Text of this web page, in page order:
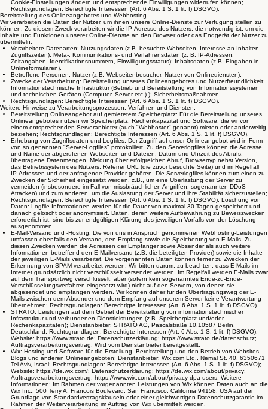
Cookie-Einstellungen ändern und entsprechende Einwilligungen widerrufen können;
Rechtsgrundlagen: Berechtigte Interessen (Art. 6 Abs. 1 S. 1 lit. f) DSGVO).
Bereitstellung des Onlineangebotes und Webhosting
Wir verarbeiten die Daten der Nutzer, um ihnen unsere Online-Dienste zur Verfügung stellen zu
können. Zu diesem Zweck verarbeiten wir die IP-Adresse des Nutzers, die notwendig ist, um die
Inhalte und Funktionen unserer Online-Dienste an den Browser oder das Endgerät der Nutzer zu
übermitteln.
Verarbeitete Datenarten: Nutzungsdaten (z.B. besuchte Webseiten, Interesse an Inhalten,
Zugriffszeiten); Meta-, Kommunikations- und Verfahrensdaten (z. B. IP-Adressen,
Zeitangaben, Identifikationsnummern, Einwilligungsstatus); Inhaltsdaten (z.B. Eingaben in
Onlineformularen).
Betroffene Personen: Nutzer (z.B. Webseitenbesucher, Nutzer von Onlinediensten).
Zwecke der Verarbeitung: Bereitstellung unseres Onlineangebotes und Nutzerfreundlichkeit;
Informationstechnische Infrastruktur (Betrieb und Bereitstellung von Informationssystemen
und technischen Geräten (Computer, Server etc.).); Sicherheitsmaßnahmen.
Rechtsgrundlagen: Berechtigte Interessen (Art. 6 Abs. 1 S. 1 lit. f) DSGVO).
Weitere Hinweise zu Verarbeitungsprozessen, Verfahren und Diensten:
Bereitstellung Onlineangebot auf gemietetem Speicherplatz: Für die Bereitstellung unseres
Onlineangebotes nutzen wir Speicherplatz, Rechenkapazität und Software, die wir von
einem entsprechenden Serveranbieter (auch "Webhoster" genannt) mieten oder anderweitig
beziehen; Rechtsgrundlagen: Berechtigte Interessen (Art. 6 Abs. 1 S. 1 lit. f) DSGVO).
Erhebung von Zugriffsdaten und Logfiles: Der Zugriff auf unser Onlineangebot wird in Form
von so genannten "Server-Logfiles" protokolliert. Zu den Serverlogfiles können die Adresse
und Name der abgerufenen Webseiten und Dateien, Datum und Uhrzeit des Abrufs,
übertragene Datenmengen, Meldung über erfolgreichen Abruf, Browsertyp nebst Version,
das Betriebssystem des Nutzers, Referrer URL (die zuvor besuchte Seite) und im Regelfall
IP-Adressen und der anfragende Provider gehören. Die Serverlogfiles können zum einen zu
Zwecken der Sicherheit eingesetzt werden, z.B., um eine Überlastung der Server zu
vermeiden (insbesondere im Fall von missbräuchlichen Angriffen, sogenannten DDoS-
Attacken) und zum anderen, um die Auslastung der Server und ihre Stabilität sicherzustellen;
Rechtsgrundlagen: Berechtigte Interessen (Art. 6 Abs. 1 S. 1 lit. f) DSGVO); Löschung von
Daten: Logfile-Informationen werden für die Dauer von maximal 30 Tagen gespeichert und
danach gelöscht oder anonymisiert. Daten, deren weitere Aufbewahrung zu Beweiszwecken
erforderlich ist, sind bis zur endgültigen Klärung des jeweiligen Vorfalls von der Löschung
ausgenommen.
E-Mail-Versand und -Hosting: Die von uns in Anspruch genommenen Webhosting-Leistungen
umfassen ebenfalls den Versand, den Empfang sowie die Speicherung von E-Mails. Zu
diesen Zwecken werden die Adressen der Empfänger sowie Absender als auch weitere
Informationen betreffend den E-Mailversand (z.B. die beteiligten Provider) sowie die Inhalte
der jeweiligen E-Mails verarbeitet. Die vorgenannten Daten können ferner zu Zwecken der
Erkennung von SPAM verarbeitet werden. Wir bitten darum, zu beachten, dass E-Mails im
Internet grundsätzlich nicht verschlüsselt versendet werden. Im Regelfall werden E-Mails zwar
auf dem Transportweg verschlüsselt, aber (sofern kein sogenanntes Ende-zu-Ende-
Verschlüsselungsverfahren eingesetzt wird) nicht auf den Servern, von denen sie
abgesendet und empfangen werden. Wir können daher für den Übertragungsweg der E-
Mails zwischen dem Absender und dem Empfang auf unserem Server keine Verantwortung
übernehmen; Rechtsgrundlagen: Berechtigte Interessen (Art. 6 Abs. 1 S. 1 lit. f) DSGVO).
STRATO: Leistungen auf dem Gebiet der Bereitstellung von informationstechnischer
Infrastruktur und verbundenen Dienstleistungen (z.B. Speicherplatz und/oder
Rechenkapazitäten); Dienstanbieter: STRATO AG, Pascalstraße 10,10587 Berlin,
Deutschland; Rechtsgrundlagen: Berechtigte Interessen (Art. 6 Abs. 1 S. 1 lit. f) DSGVO);
Website: https://www.strato.de; Datenschutzerklärung: https://www.strato.de/datenschutz;
Auftragsverarbeitungsvertrag: Wird vom Dienstanbieter bereitgestellt.
Wix: Hosting und Software für die Erstellung, Bereitstellung und den Betrieb von Websites,
Blogs und anderen Onlineangeboten; Dienstanbieter: Wix.com Ltd., Nemal St. 40, 6350671
Tel Aviv, Israel; Rechtsgrundlagen: Berechtigte Interessen (Art. 6 Abs. 1 S. 1 lit. f) DSGVO);
Website: https://de.wix.com/; Datenschutzerklärung: https://de.wix.com/about/privacy;
Auftragsverarbeitungsvertrag: https://www.wix.com/about/privacy-dpa-users; Weitere
Informationen: Im Rahmen der vorgenannten Leistungen von Wix können Daten auch an die
Wix Inc., 500 Terry A. Francois Boulevard, San Francisco, California 94158, USA auf der
Grundlage von Standardvertragsklauseln oder einer gleichwertigen Datenschutzgarantie im
Rahmen der Weiterverarbeitung im Auftrag von Wix übermittelt werden.